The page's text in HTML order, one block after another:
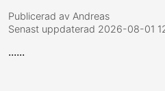
Publicerad av Andreas
Senast uppdaterad 2026-08-01
......